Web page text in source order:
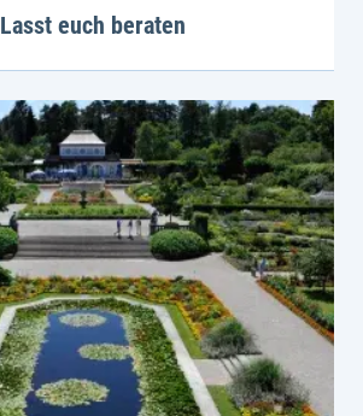
Lasst euch beraten